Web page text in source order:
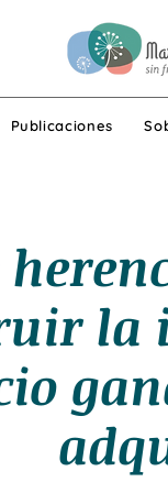
Publicaciones
la